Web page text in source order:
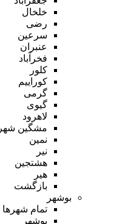
خلخال
رضی
سرعین
عنبران
فخرآباد
کلور
کوراییم
گرمی
گیوی
لاهرود
مشگین شهر
نمین
نیر
هشتجین
هیر
بازگشت
بوشهر
تمام شهر‌ها
بوشهر